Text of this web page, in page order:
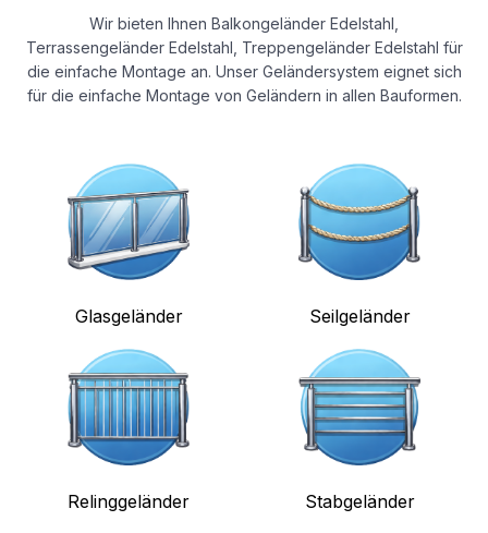
Wir bieten Ihnen Balkongeländer Edelstahl,
Terrassengeländer Edelstahl, Treppengeländer Edelstahl für
die einfache Montage an. Unser Geländersystem eignet sich
für die einfache Montage von Geländern in allen Bauformen.
Glasgeländer Seilgeländer
Relinggeländer Stabgeländer